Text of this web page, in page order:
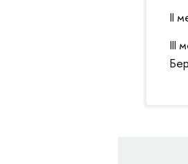
II
III